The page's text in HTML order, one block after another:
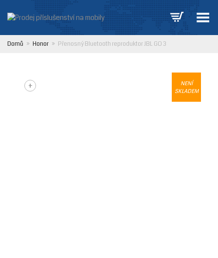
Přepnout nabídku
Domů » Honor » Přenosný Bluetooth reproduktor JBL GO 3
NENÍ
SKLADEM
+